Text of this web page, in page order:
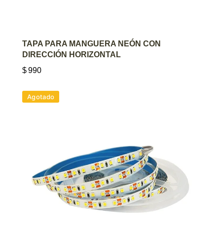
AGREGAR AL CARRITO
TAPA PARA MANGUERA NEÓN CON
DIRECCIÓN HORIZONTAL
$990
Agotado